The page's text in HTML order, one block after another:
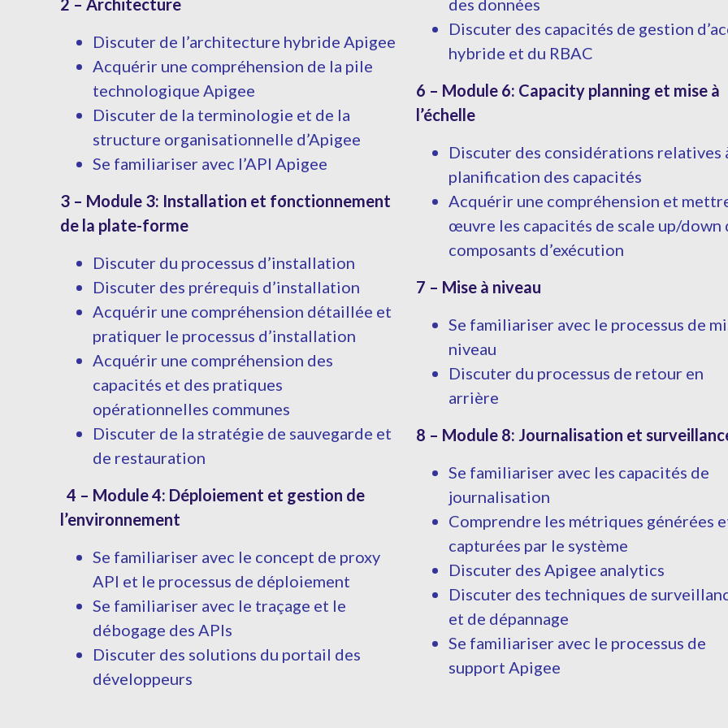
2 – Architecture
Discuter de l’architecture hybride Apigee
Acquérir une compréhension de la pile
technologique Apigee
Discuter de la terminologie et de la
structure organisationnelle d’Apigee
Se familiariser avec l’API Apigee
3 – Module 3: Installation et fonctionnement
de la plate-forme
Discuter du processus d’installation
Discuter des prérequis d’installation
Acquérir une compréhension détaillée et
pratiquer le processus d’installation
Acquérir une compréhension des
capacités et des pratiques
opérationnelles communes
Discuter de la stratégie de sauvegarde et
de restauration
4 – Module 4: Déploiement et gestion de
l’environnement
Se familiariser avec le concept de proxy
API et le processus de déploiement
Se familiariser avec le traçage et le
débogage des APIs
Discuter des solutions du portail des
développeurs
des données
Discuter des capacités de gestion
hybride et du RBAC
6 – Module 6: Capacity planning et mise à
l’échelle
Discuter des considérations relatives
planification des capacités
Acquérir une compréhension et
œuvre les capacités de scale up/down
composants d’exécution
7 – Mise à niveau
Se familiariser avec le processus de
niveau
Discuter du processus de retour en
arrière
8 – Module 8: Journalisation et
Se familiariser avec les capacités de
journalisation
Comprendre les métriques générées
capturées par le système
Discuter des Apigee analytics
Discuter des techniques de
et de dépannage
Se familiariser avec le processus de
support Apigee